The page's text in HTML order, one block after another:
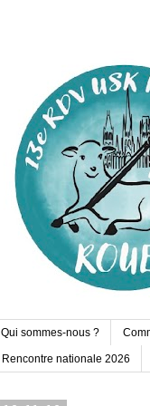
Qui sommes-nous ?
Rencontre nationale 2026